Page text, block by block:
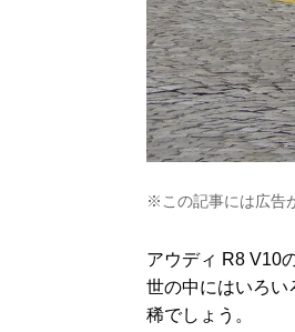
※この記事には広告
アウディ R8 V10
世の中にはいろい
稀でしょう。